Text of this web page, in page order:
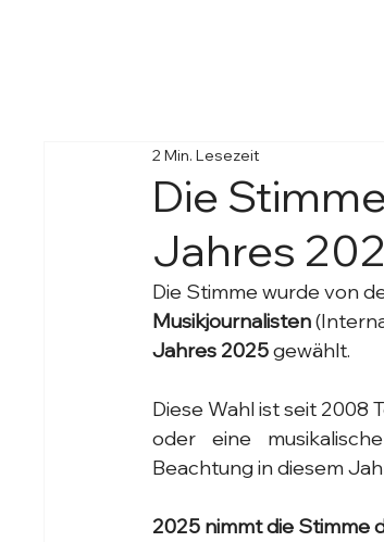
Die
Jahres
2 Min. Lesezeit
Die Stimme wurde von
Musikjournalisten
Jahres 2025 gewählt.
Diese Wahl ist seit 2008
oder eine
Beachtung in diesem
2025 nimmt die Stimme